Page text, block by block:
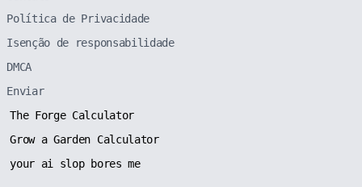
Política de Privacidade
Isenção de responsabilidade
DMCA
Enviar
The Forge Calculator
Grow a Garden Calculator
your ai slop bores me